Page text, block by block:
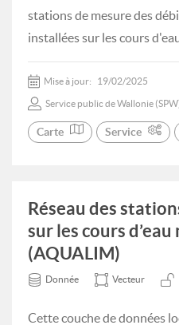
stations de mesure des
installées sur les cours
Mise à jour: 19/02/2025
Service public de Wallonie
Carte Service
Réseau des
sur les cours
(AQUALIM)
Donnée Vecteur
Cette couche de données